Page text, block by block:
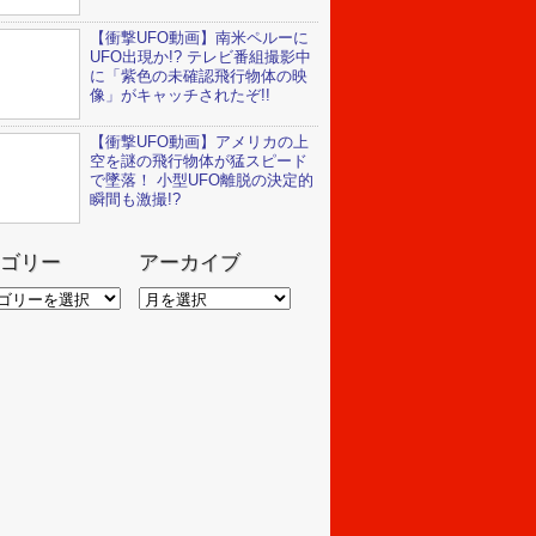
【衝撃UFO動画】南米ペルーに
UFO出現か!? テレビ番組撮影中
に「紫色の未確認飛行物体の映
像」がキャッチされたぞ!!
【衝撃UFO動画】アメリカの上
空を謎の飛行物体が猛スピード
で墜落！ 小型UFO離脱の決定的
瞬間も激撮!?
リー アーカイブ
ア
ー